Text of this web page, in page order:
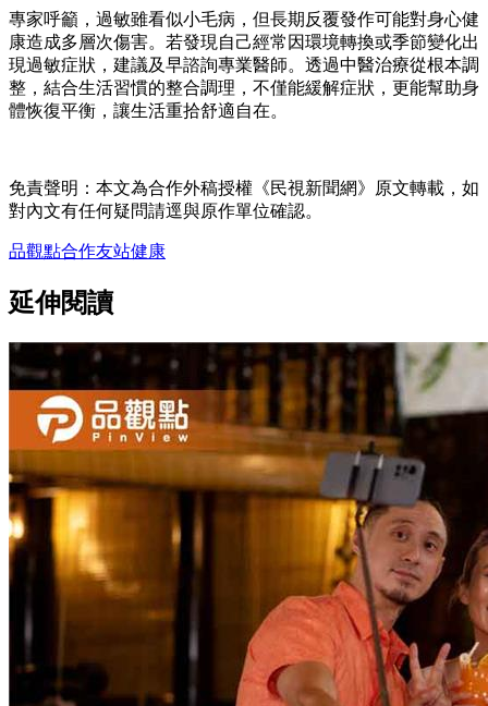
專家呼籲，過敏雖看似小毛病，但長期反覆發作可能對身心健
康造成多層次傷害。若發現自己經常因環境轉換或季節變化出
現過敏症狀，建議及早諮詢專業醫師。透過中醫治療從根本調
整，結合生活習慣的整合調理，不僅能緩解症狀，更能幫助身
體恢復平衡，讓生活重拾舒適自在。
免責聲明：本文為合作外稿授權《民視新聞網》原文轉載，如
對內文有任何疑問請逕與原作單位確認。
品觀點合作友站健康
延伸閱讀